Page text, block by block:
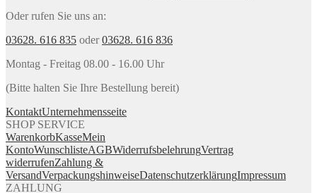
Oder rufen Sie uns an:
03628. 616 835 oder03628. 616 836
Montag - Freitag 08.00 - 16.00 Uhr
(Bitte halten Sie Ihre Bestellung bereit)
KontaktUnternehmensseite
SHOP SERVICE
WarenkorbKasseMein
KontoWunschlisteAGBWiderrufsbelehrungVertrag
widerrufenZahlung &
VersandVerpackungshinweiseDatenschutzerklärungImpressum
ZAHLUNG